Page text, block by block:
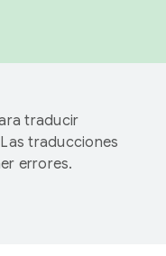
traducir
traducciones
errores.